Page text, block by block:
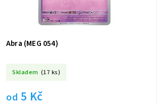
Abra (MEG 054)
Skladem (17 ks)
od 5 Kč